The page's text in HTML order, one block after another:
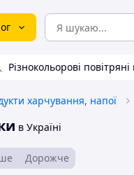
Різнокольорові повітряні
харчування, напої
в Україні
Дорожче